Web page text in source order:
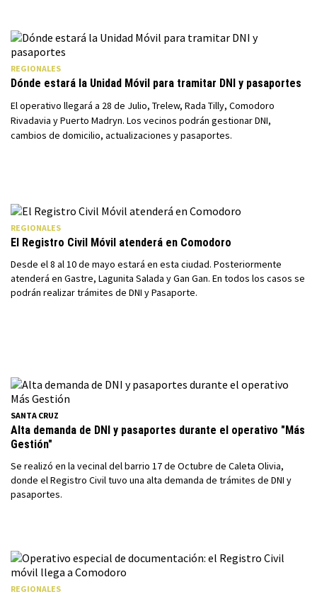
REGIONALES
Dónde estará la Unidad Móvil para tramitar DNI y pasaportes
El operativo llegará a 28 de Julio, Trelew, Rada Tilly, Comodoro
Rivadavia y Puerto Madryn. Los vecinos podrán gestionar DNI,
cambios de domicilio, actualizaciones y pasaportes.
REGIONALES
El Registro Civil Móvil atenderá en Comodoro
Desde el 8 al 10 de mayo estará en esta ciudad. Posteriormente
atenderá en Gastre, Lagunita Salada y Gan Gan. En todos los casos se
podrán realizar trámites de DNI y Pasaporte.
SANTA CRUZ
Alta demanda de DNI y pasaportes durante el operativo "Más
Gestión"
Se realizó en la vecinal del barrio 17 de Octubre de Caleta Olivia,
donde el Registro Civil tuvo una alta demanda de trámites de DNI y
pasaportes.
REGIONALES